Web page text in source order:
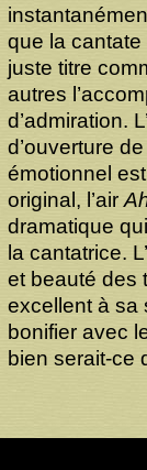
que la cantate
juste titre
autres
d’admiration.
d’ouverture
émotionnel
original, l’air
dramatique
la cantatrice.
et beauté des
excellent à sa
bonifier avec
bien serait-ce